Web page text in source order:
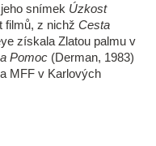
snímek Úzkost
filmů, z nichž Cesta
získala Zlatou palmu v
Pomoc (Derman, 1983)
MFF v Karlových